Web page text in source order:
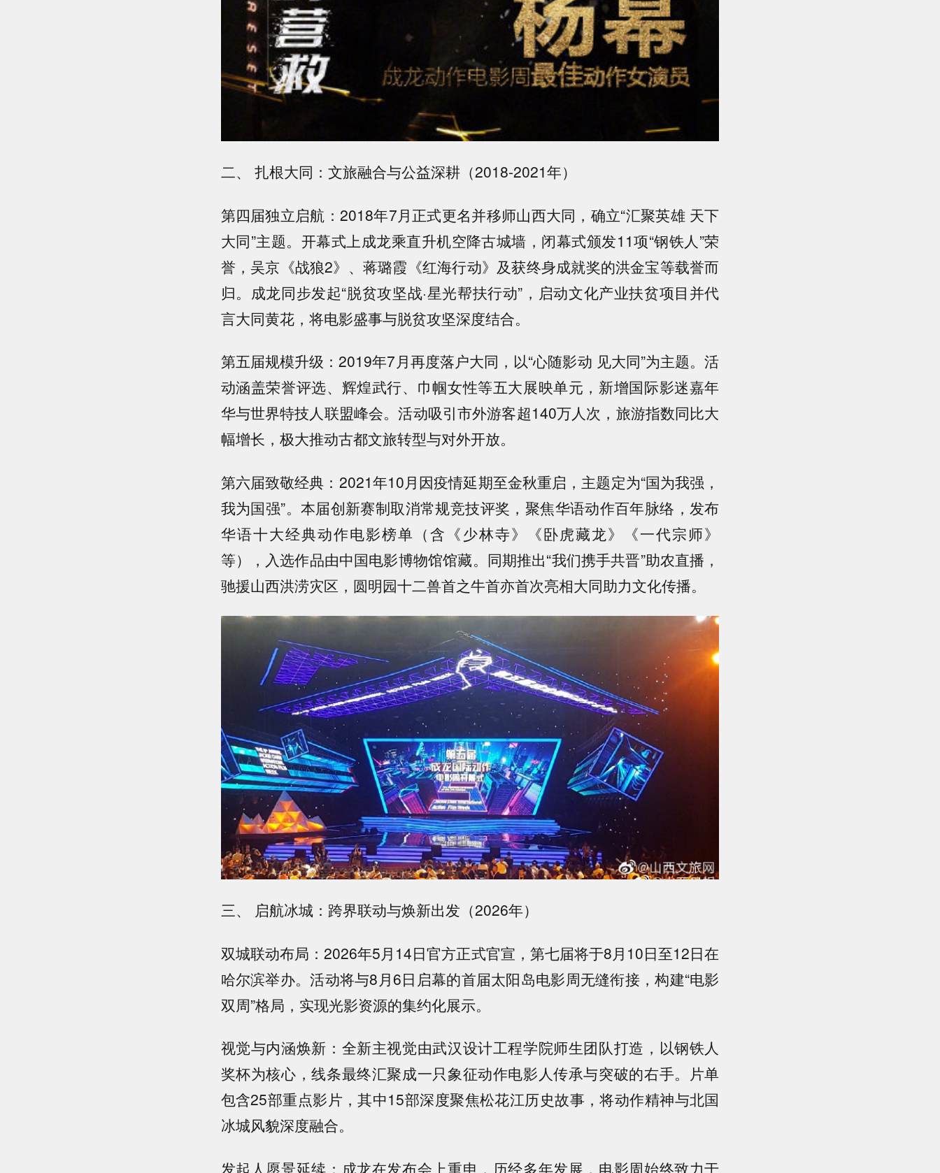
二、 扎根大同：文旅融合与公益深耕（2018-2021年）
第四届独立启航：2018年7月正式更名并移师山西大同，确立“汇聚英雄 天下
大同”主题。开幕式上成龙乘直升机空降古城墙，闭幕式颁发11项“钢铁人”荣
誉，吴京《战狼2》、蒋璐霞《红海行动》及获终身成就奖的洪金宝等载誉而
归。成龙同步发起“脱贫攻坚战·星光帮扶行动”，启动文化产业扶贫项目并代
言大同黄花，将电影盛事与脱贫攻坚深度结合。
第五届规模升级：2019年7月再度落户大同，以“心随影动 见大同”为主题。活
动涵盖荣誉评选、辉煌武行、巾帼女性等五大展映单元，新增国际影迷嘉年
华与世界特技人联盟峰会。活动吸引市外游客超140万人次，旅游指数同比大
幅增长，极大推动古都文旅转型与对外开放。
第六届致敬经典：2021年10月因疫情延期至金秋重启，主题定为“国为我强，
我为国强”。本届创新赛制取消常规竞技评奖，聚焦华语动作百年脉络，发布
华语十大经典动作电影榜单（含《少林寺》《卧虎藏龙》《一代宗师》
等），入选作品由中国电影博物馆馆藏。同期推出“我们携手共晋”助农直播，
驰援山西洪涝灾区，圆明园十二兽首之牛首亦首次亮相大同助力文化传播。
三、 启航冰城：跨界联动与焕新出发（2026年）
双城联动布局：2026年5月14日官方正式官宣，第七届将于8月10日至12日在
哈尔滨举办。活动将与8月6日启幕的首届太阳岛电影周无缝衔接，构建“电影
双周”格局，实现光影资源的集约化展示。
视觉与内涵焕新：全新主视觉由武汉设计工程学院师生团队打造，以钢铁人
奖杯为核心，线条最终汇聚成一只象征动作电影人传承与突破的右手。片单
包含25部重点影片，其中15部深度聚焦松花江历史故事，将动作精神与北国
冰城风貌深度融合。
发起人愿景延续：成龙在发布会上重申，历经多年发展，电影周始终致力于